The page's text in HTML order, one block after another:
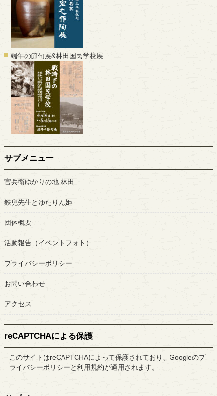
端午の節句展&林田国民学校展
サブメニュー
官兵衛ゆかりの地 林田
鉄兜先生とゆたりん姫
団体概要
活動報告（イベントフォト）
プライバシーポリシー
お問い合わせ
アクセス
reCAPTCHAによる保護
このサイトはreCAPTCHAによって保護されており、Googleのプ
ライバシーポリシーと利用規約が適用されます。